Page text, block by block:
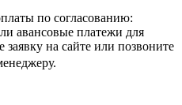
по согласованию:
авансовые платежи для
заявку на сайте или позвоните